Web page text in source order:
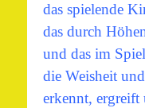
das spielende
das durch
und das im
die Weisheit
erkennt,